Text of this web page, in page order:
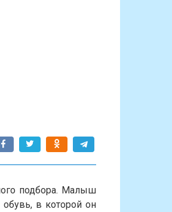
подбора. Малыш
обувь, в которой он